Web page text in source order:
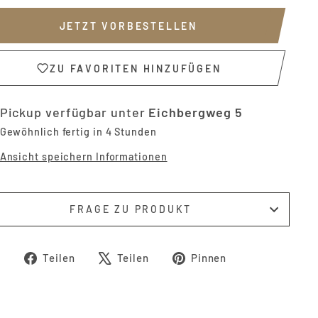
JETZT VORBESTELLEN
ZU FAVORITEN HINZUFÜGEN
Pickup verfügbar unter Eichbergweg 5
Gewöhnlich fertig in 4 Stunden
Ansicht speichern Informationen
FRAGE ZU PRODUKT
Teilen
Auf
Teilen
Auf
Pinnen